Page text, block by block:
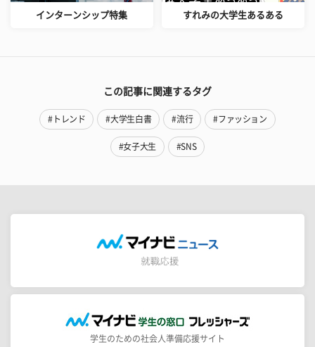
インターンシップ特集 すれみの大学生あるある
この記事に関連するタグ
#トレンド #大学生白書 #流行 #ファッション
#女子大生 #SNS
学生のための社会人準備応援サイト